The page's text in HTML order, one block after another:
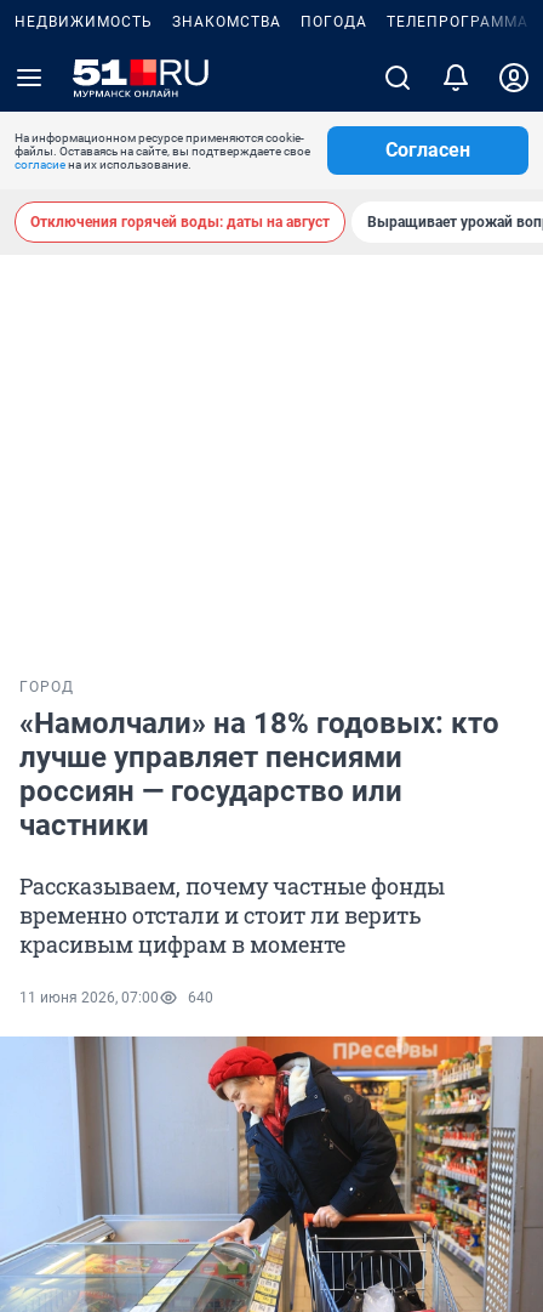
НЕДВИЖИМОСТЬ ЗНАКОМСТВА ПОГОДА ТЕЛЕПРОГРАММА
На информационном ресурсе применяются cookie-
файлы. Оставаясь на сайте, вы подтверждаете свое
согласиена их использование.
Согласен
Отключения горячей воды: даты на август Выращивает урожай
ГОРОД
«Намолчали» на 18% годовых: кто
лучше управляет пенсиями
россиян — государство или
частники
Рассказываем, почему частные фонды
временно отстали и стоит ли верить
красивым цифрам в моменте
11 июня 2026, 07:00 640